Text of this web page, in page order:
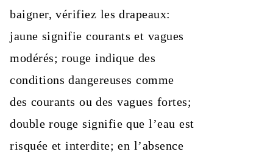
baigner, vérifiez les drapeaux:
jaune signifie courants et vagues
modérés; rouge indique des
conditions dangereuses comme
des courants ou des vagues fortes;
double rouge signifie que l’eau est
risquée et interdite; en l’absence